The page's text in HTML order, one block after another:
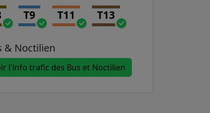
T9 T11 T13
& Noctilien
l'info trafic des Bus et Noctilien